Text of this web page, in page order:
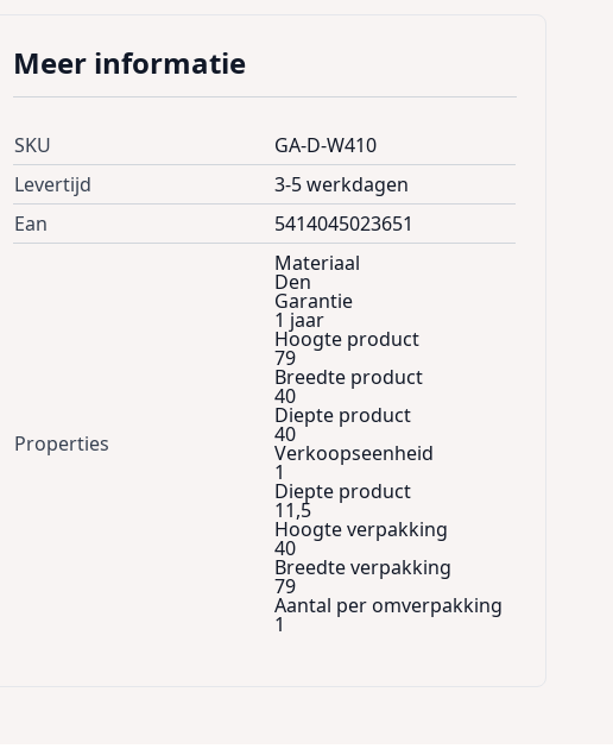
Meer informatie
SKU
GA-D-W410
Levertijd
3-5 werkdagen
Ean
5414045023651
Properties
Materiaal
Den
Garantie
1 jaar
Hoogte product
79
Breedte product
40
Diepte product
40
Verkoopseenheid
1
Diepte product
11,5
Hoogte verpakking
40
Breedte verpakking
79
Aantal per omverpakking
1